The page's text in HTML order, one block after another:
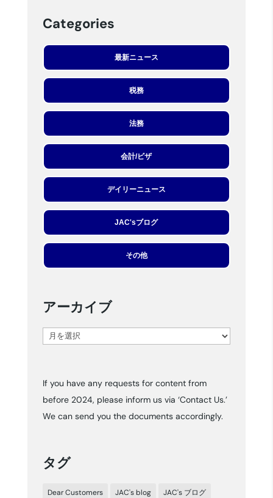
Categories
最新ニュース
税務
法務
会計/ビザ
デイリーニュース
JAC'sブログ
その他
アーカイブ
ア
イ
ブ
If you have any requests for content from
before 2024, please inform us via ‘Contact Us.’
We can send you the documents accordingly.
タグ
Dear Customers JAC's blog JAC's ブログ